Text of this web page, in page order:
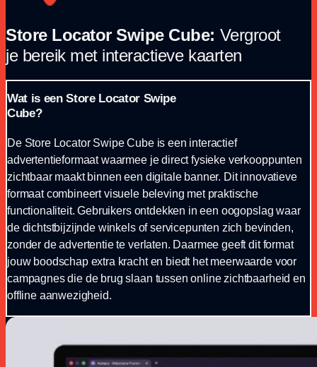
Store Locator Swipe Cube: Vergroot
je bereik met interactieve kaarten
Wat is een Store Locator Swipe
Cube?
De Store Locator Swipe Cube is een interactief
advertentieformaat waarmee je direct fysieke verkooppunten
zichtbaar maakt binnen een digitale banner. Dit innovatieve
formaat combineert visuele beleving met praktische
functionaliteit. Gebruikers ontdekken in een oogopslag waar
de dichtstbijzijnde winkels of servicepunten zich bevinden,
zonder de advertentie te verlaten. Daarmee geeft dit format
jouw boodschap extra kracht en biedt het meerwaarde voor
campagnes die de brug slaan tussen online zichtbaarheid en
offline aanwezigheid.